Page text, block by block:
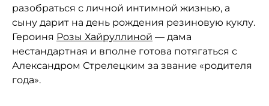
разобраться с личной интимной жизнью, а
сыну дарит на день рождения резиновую куклу.
Героиня Розы Хайруллиной — дама
нестандартная и вполне готова потягаться с
Александром Стрелецким за звание «родителя
года».